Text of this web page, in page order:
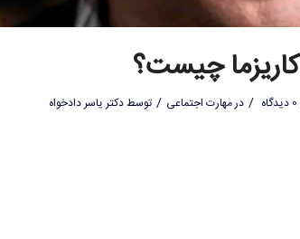
کاریزما چیست؟
0 دیدگاه / درمهارت اجتماعی / توسطدکتر یاسر دادخواه